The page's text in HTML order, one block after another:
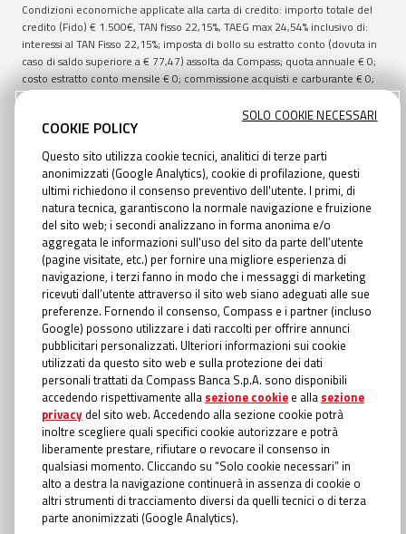
Condizioni economiche applicate alla carta di credito: importo totale del
credito (Fido) € 1.500€, TAN fisso 22,15%, TAEG max 24,54% inclusivo di:
interessi al TAN Fisso 22,15%; imposta di bollo su estratto conto (dovuta in
caso di saldo superiore a € 77,47) assolta da Compass; quota annuale € 0;
costo estratto conto mensile € 0; commissione acquisti e carburante € 0;
commissione anticipo contante (sportelli ATM) 4%; commissione anticipo
contante (presso Compass) 1%. Esempio rappresentativo di utilizzo della
carta di credito effettuato il 10 settembre: importo utilizzato € 500.
Importo totale dovuto (estinguibile anticipatamente in qualsiasi momento
rimborsando il saldo residuo in un'unica soluzione senza spese) € 558,93.
12 rate mensili così composte: 11 rate da 50€ e 1 rata a conclusione del
piano di €8,93. Il contratto ha durata indeterminata. Il cliente ha diritto di
recedere in qualsiasi momento senza spese. La rata mensile è variabile in
base al saldo: fino a 1.000 euro la rata è pari a 50 euro; tra 1.000,01 e
2.000 euro è pari a 100 euro; tra 2.000,01 e 3.000 euro è pari a 150 euro;
oltre 3.000 euro è pari a 250 euro. Il numero delle rate e l'importo totale
dovuto non sono determinabili in anticipo in quanto variano in funzione
degli utilizzi del Fido effettuati nonché dalla durata del piano di rimborso.
Il Fido è accordato sulla base del merito creditizio del cliente valutato da
Compass Banca S.p.A.. In caso di approvazione della richiesta di carta di
credito, la Filiale o l'Agenzia Autorizzata Compass personalizzerà la carta
con i dati del Titolare e provvederà a consegnargliela o ad inviarla al suo
domicilio. Il Programma "Cash is Back" è valido fino al 31/12/2026. Per le
condizioni applicabili al programma «Cash is Back» si rimanda al
Regolamento disponibile sul sito nella sezione carte di credito
https://www.compass.it/cashback-carta-di-credito.html
Per le condizioni economiche e contrattuali relative al Prestito Personale e
alla Carta di Credito Easy, si rimanda ai documenti informativi disponibili
sul sito www.compass.itnella sezione trasparenza, presso le Filiali
Compass o presso gli Agenti in attività finanziaria di Compass Banca
COOKIE POLICY
Questo sito utilizza cookie tecnici, analitici di terze parti
anonimizzati (Google Analytics), cookie di profilazione, questi
ultimi richiedono il consenso preventivo dell'utente. I primi, di
natura tecnica, garantiscono la normale navigazione e fruizione
del sito web; i secondi analizzano in forma anonima e/o
aggregata le informazioni sull'uso del sito da parte dell’utente
(pagine visitate, etc.) per fornire una migliore esperienza di
navigazione, i terzi fanno in modo che i messaggi di marketing
ricevuti dall’utente attraverso il sito web siano adeguati alle sue
preferenze. Fornendo il consenso, Compass e i partner (incluso
Google) possono utilizzare i dati raccolti per offrire annunci
pubblicitari personalizzati. Ulteriori informazioni sui cookie
utilizzati da questo sito web e sulla protezione dei dati
personali trattati da Compass Banca S.p.A. sono disponibili
accedendo rispettivamente alla sezione cookie e alla sezione
privacy del sito web. Accedendo alla sezione cookie potrà
inoltre scegliere quali specifici cookie autorizzare e potrà
liberamente prestare, rifiutare o revocare il consenso in
qualsiasi momento. Cliccando su “Solo cookie necessari” in
alto a destra la navigazione continuerà in assenza di cookie o
altri strumenti di tracciamento diversi da quelli tecnici o di terza
parte anonimizzati (Google Analytics).
SOLO COOKIE NECESSARI